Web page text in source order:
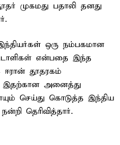
முகமது பதாலி தனது
ஒரு நம்பகமான
என்பதை இந்த
ஈரான் தூதரகம்
இதற்கான அனைத்து
செய்து கொடுத்த இந்திய
தெரிவித்தார்.